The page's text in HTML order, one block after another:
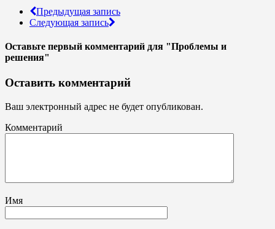
Предыдущая запись
Следующая запись
Оставьте первый комментарий для "Проблемы и
решения"
Оставить комментарий
Ваш электронный адрес не будет опубликован.
Комментарий
Имя